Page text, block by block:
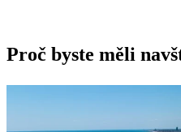
Proč byste měli